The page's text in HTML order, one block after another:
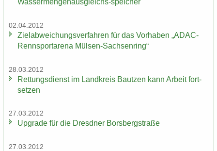
Wassermengenausgleichs-​speicher
02.04.2012
Ziel­ab­wei­chungs­ver­fah­ren für das Vor­ha­ben „ADAC-​
Rennsportarena Mülsen-​Sachsenring“
28.03.2012
Ret­tungs­dienst im Land­kreis Baut­zen kann Ar­beit fort­
set­zen
27.03.2012
Up­grade für die Dresd­ner Borsberg­stra­ße
27.03.2012